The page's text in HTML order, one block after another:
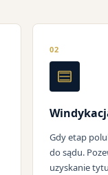
02
Gdy etap
do sądu.
uzyskanie